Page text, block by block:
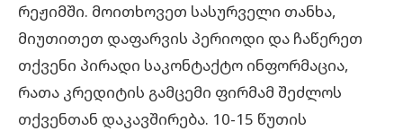
რეჟიმში. მოითხოვეთ სასურველი თანხა,
მიუთითეთ დაფარვის პერიოდი და ჩაწერეთ
თქვენი პირადი საკონტაქტო ინფორმაცია,
რათა კრედიტის გამცემი ფირმამ შეძლოს
თქვენთან დაკავშირება. 10-15 წუთის